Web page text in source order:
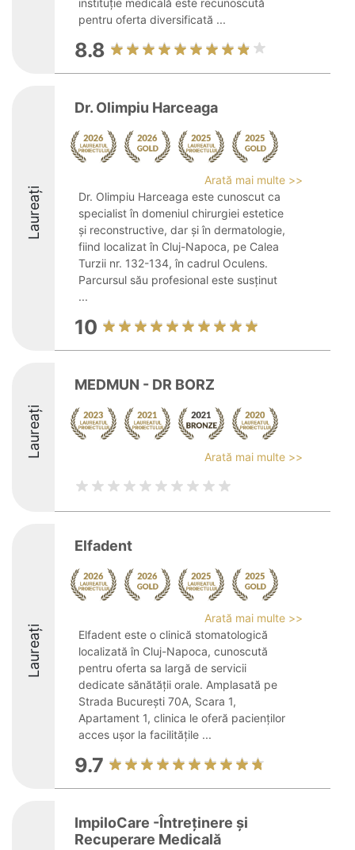
instituție medicală este recunoscută
pentru oferta diversificată ...
8.8
Laureați
Dr. Olimpiu Harceaga
Arată mai multe >>
Dr. Olimpiu Harceaga este cunoscut ca
specialist în domeniul chirurgiei estetice
și reconstructive, dar și în dermatologie,
fiind localizat în Cluj-Napoca, pe Calea
Turzii nr. 132-134, în cadrul Oculens.
Parcursul său profesional este susținut
...
10
Laureați
MEDMUN - DR BORZ
Arată mai multe >>
Laureați
Elfadent
Arată mai multe >>
Elfadent este o clinică stomatologică
localizată în Cluj-Napoca, cunoscută
pentru oferta sa largă de servicii
dedicate sănătății orale. Amplasată pe
Strada București 70A, Scara 1,
Apartament 1, clinica le oferă pacienților
acces ușor la facilitățile ...
9.7
ImpiloCare -Întreținere și
Recuperare Medicală